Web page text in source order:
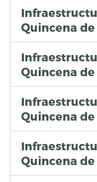
Quincena
Quincena
Quincena
Quincena